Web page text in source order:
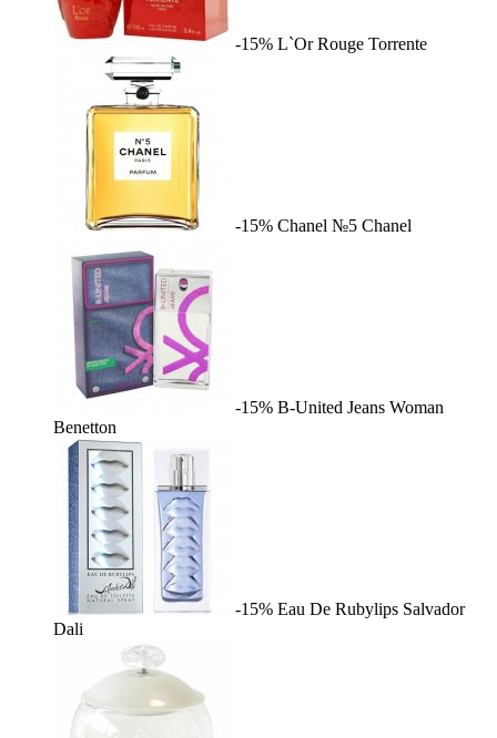
-15% L`Or Rouge Torrente
-15% Chanel №5 Chanel
-15% B-United Jeans Woman
Benetton
-15% Eau De Rubylips Salvador
Dali